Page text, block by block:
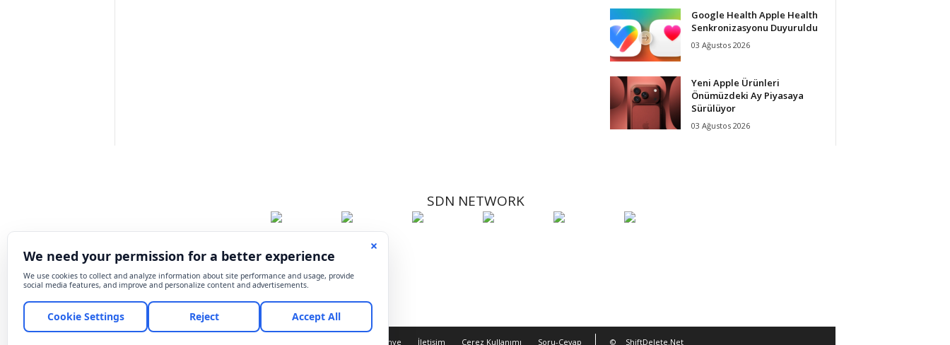
Google Health Apple Health
Senkronizasyonu Duyuruldu
03 Ağustos 2026
Yeni Apple Ürünleri
Önümüzdeki Ay Piyasaya
Sürülüyor
03 Ağustos 2026
SDN NETWORK
Künye İletişim Çerez Kullanımı Soru-Cevap © ShiftDelete.Net